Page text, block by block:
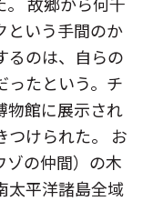
という手間のか
るのは、自らの
ったという。チ
物館に展示され
つけられた。 お
ゾの仲間）の木
太平洋諸島全域